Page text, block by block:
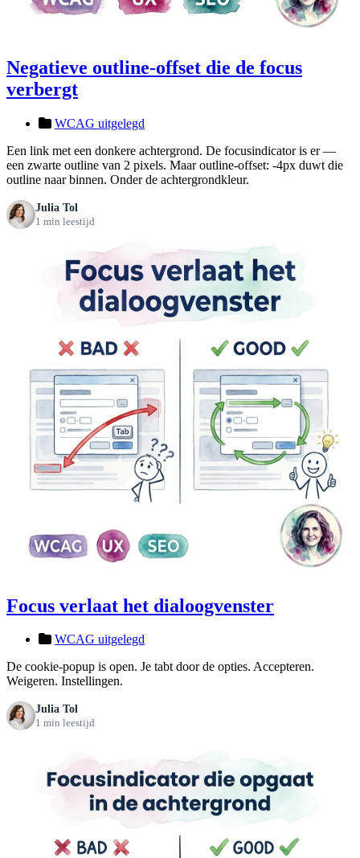
Negatieve outline-offset die de focus
verbergt
WCAG uitgelegd
Een link met een donkere achtergrond. De focusindicator is er —
een zwarte outline van 2 pixels. Maar outline-offset: -4px duwt die
outline naar binnen. Onder de achtergrondkleur.
Julia Tol
1 min leestijd
Focus verlaat het dialoogvenster
WCAG uitgelegd
De cookie-popup is open. Je tabt door de opties. Accepteren.
Weigeren. Instellingen.
Julia Tol
1 min leestijd